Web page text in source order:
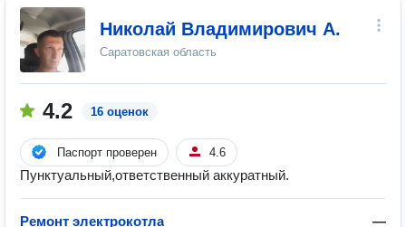
Николай Владимирович А.
Саратовская область
4.2 16 оценок
Паспорт проверен 4.6
Пунктуальный,ответственный аккуратный.
Ремонт электрокотла —